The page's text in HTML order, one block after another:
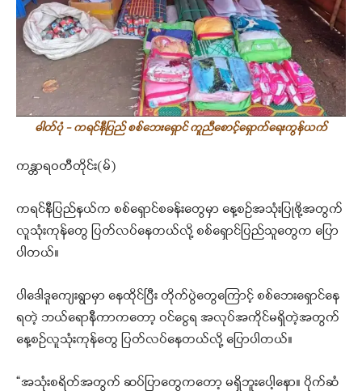
ဓါတ်ပုံ - ကရင်နီပြည် စစ်ဘေးရှောင် ကူညီစောင့်ရှောက်ရေးကွန်ယက်
ကန္တာရဝတီတိုင်း(မ်)
ကရင်နီပြည်နယ်က စစ်ရှောင်စခန်းတွေမှာ နေ့စဉ်အသုံးပြုဖို့အတွက်
လူသုံးကုန်တွေ ပြတ်လပ်နေတယ်လို့ စစ်ရှောင်ပြည်သူတွေက ပြော
ပါတယ်။
ပါဒေါဒူကျေးရွာမှာ နေထိုင်ပြီး တိုက်ပွဲတွေကြောင့် စစ်ဘေးရှောင်နေ
ရတဲ့ ဘယ်ရောနီကာကတော့ ဝင်ငွေရ အလုပ်အကိုင်မရှိတဲ့အတွက်
နေ့စဉ်လူသုံးကုန်တွေ ပြတ်လပ်နေတယ်လို့ ပြောပါတယ်။
“အသုံးစရိတ်အတွက် ဆပ်ပြာတွေကတော့ မရှိဘူးပေါ့နော။ ပိုက်ဆံ